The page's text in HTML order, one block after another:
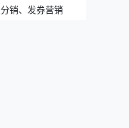
销、发券营销